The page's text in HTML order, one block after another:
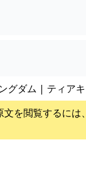
グダム | ティア
文を閲覧するには